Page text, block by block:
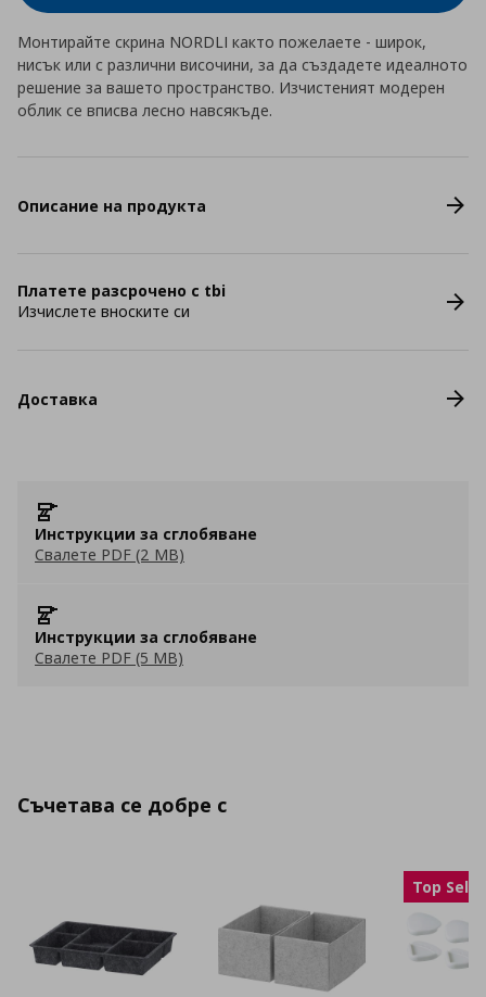
Монтирайте скрина NORDLI както пожелаете - широк,
нисък или с различни височини, за да създадете идеалното
решение за вашето пространство. Изчистеният модерен
облик се вписва лесно навсякъде.
Описание на продукта
Платете разсрочено с tbi
Изчислете вноските си
Доставка
Инструкции за сглобяване
Свалете PDF (2 MB)
Инструкции за сглобяване
Свалете PDF (5 MB)
Съчетава се добре с
Top